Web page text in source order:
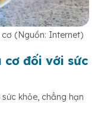
(Nguồn: Internet)
cơ đối với sức
khỏe, chẳng hạn